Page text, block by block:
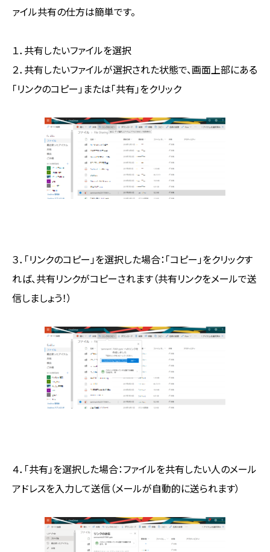
ァイル共有の仕方は簡単です。
１．共有したいファイルを選択
２．共有したいファイルが選択された状態で、画面上部にある
「リンクのコピー」または「共有」をクリック
３．「リンクのコピー」を選択した場合：「コピー」をクリックす
れば、共有リンクがコピーされます（共有リンクをメールで送
信しましょう！）
４．「共有」を選択した場合：ファイルを共有したい人のメール
アドレスを入力して送信（メールが自動的に送られます）